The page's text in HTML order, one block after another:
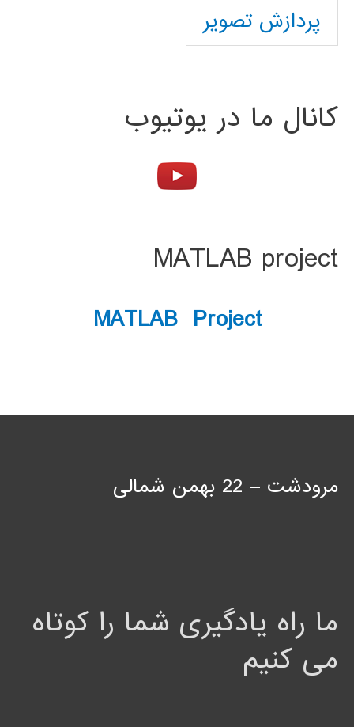
پردازش تصویر
کانال ما در یوتیوب
MATLAB project
MATLAB Project
مرودشت – 22 بهمن شمالی
ما راه یادگیری شما را کوتاه
می کنیم